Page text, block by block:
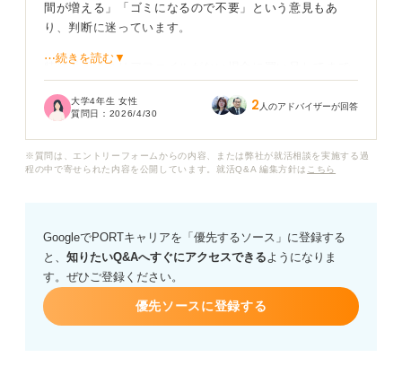
間が増える」「ゴミになるので不要」という意見もあ
り、判断に迷っています。
特に手元にクリアファイルがない場合に買い足してまで
に入れても失礼にはあたらないのでしょうか？
水濡れが原因で評価が下がるリスクも気になります。
合の代替案や、逆に「これだけは避けるべき」という郵
送時の注意点について、アドバイスをお願いします。
⋯続きを読む▼
大学4年生 女性
質問日： 2026/4/30 2 人のアドバイザーが回答
※質問は、エントリーフォームからの内容、または弊社が就活相談を実施する過
程の中で寄せられた内容を公開しています。就活Q&A 編集方針は こちら
GoogleでPORTキャリアを「優先するソース」に登録する
と、 知りたいQ&Aへすぐにアクセスできるようになりま
す。ぜひご登録ください。
優先ソースに登録する